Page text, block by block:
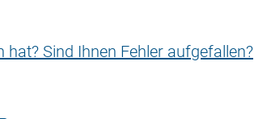
Sind Ihnen Fehler aufgefallen?